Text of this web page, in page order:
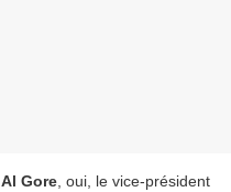
Al Gore , oui, le vice-président